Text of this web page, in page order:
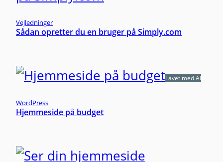
Vejledninger
Sådan opretter du en bruger på Simply.com
Lavet med AI
WordPress
Hjemmeside på budget